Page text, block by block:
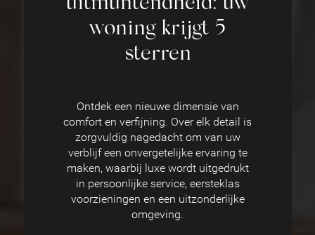
uitmuntendheid: uw
woning krijgt 5
sterren
Ontdek een nieuwe dimensie van
comfort en verfijning. Over elk detail is
zorgvuldig nagedacht om van uw
verblijf een onvergetelijke ervaring te
maken, waarbij luxe wordt uitgedrukt
in persoonlijke service, eersteklas
voorzieningen en een uitzonderlijke
omgeving.